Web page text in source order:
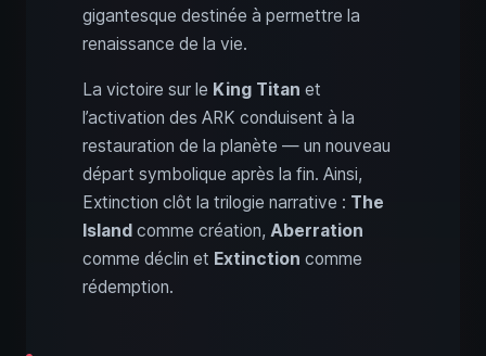
gigantesque destinée à permettre la
renaissance de la vie.
La victoire sur le King Titan et
l’activation des ARK conduisent à la
restauration de la planète — un nouveau
départ symbolique après la fin. Ainsi,
Extinction clôt la trilogie narrative : The
Island comme création, Aberration
comme déclin et Extinction comme
rédemption.